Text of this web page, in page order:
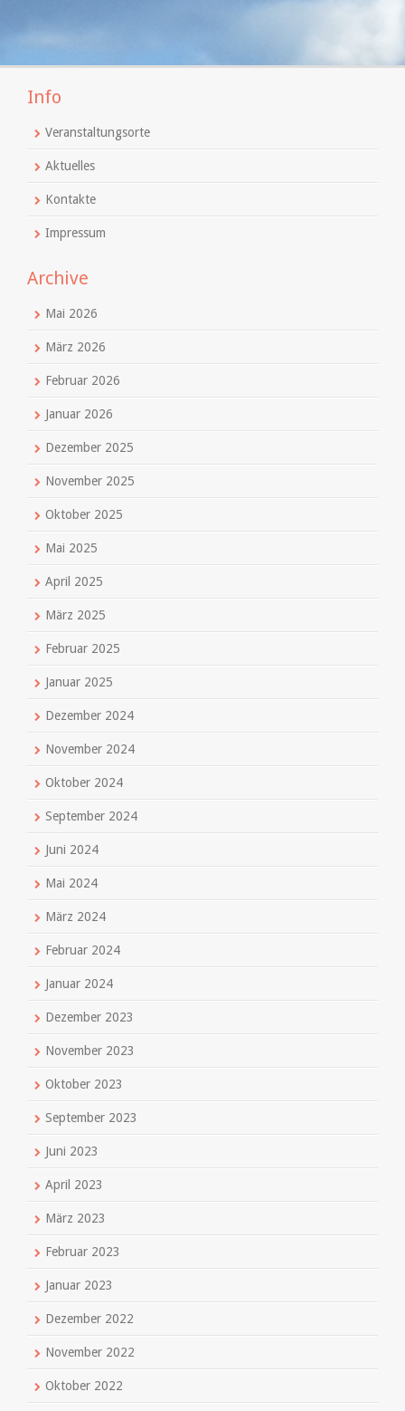
Info
Veranstaltungsorte
Aktuelles
Kontakte
Impressum
Archive
Mai 2026
März 2026
Februar 2026
Januar 2026
Dezember 2025
November 2025
Oktober 2025
Mai 2025
April 2025
März 2025
Februar 2025
Januar 2025
Dezember 2024
November 2024
Oktober 2024
September 2024
Juni 2024
Mai 2024
März 2024
Februar 2024
Januar 2024
Dezember 2023
November 2023
Oktober 2023
September 2023
Juni 2023
April 2023
März 2023
Februar 2023
Januar 2023
Dezember 2022
November 2022
Oktober 2022